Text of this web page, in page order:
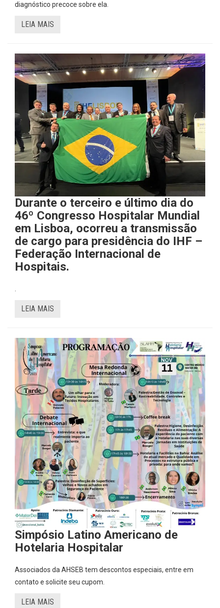
diagnóstico precoce sobre ela.
LEIA MAIS
Durante o terceiro e último dia do
46º Congresso Hospitalar Mundial
em Lisboa, ocorreu a transmissão
de cargo para presidência do IHF –
Federação Internacional de
Hospitais.
.
LEIA MAIS
Simpósio Latino Americano de
Hotelaria Hospitalar
Associados da AHSEB tem descontos especiais, entre em
contato e solicite seu cupom.
LEIA MAIS